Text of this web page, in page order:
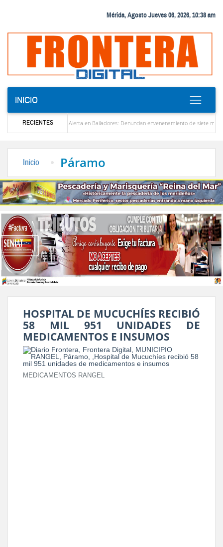
Mérida, Agosto Jueves 06, 2026, 10:38 am
INICIO
RECIENTES
Alerta en Bailadores: Denuncian envenenamiento de siete mascotas en El
Inicio Páramo
HOSPITAL DE MUCUCHÍES RECIBIÓ
58 MIL 951 UNIDADES DE
MEDICAMENTOS E INSUMOS
MEDICAMENTOS RANGEL